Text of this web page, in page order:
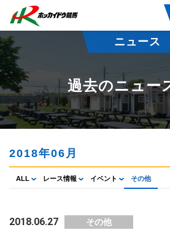
ニュース
過去のニュー
2018年06月
ALL レース情報 イベント その他
2018.06.27 その他